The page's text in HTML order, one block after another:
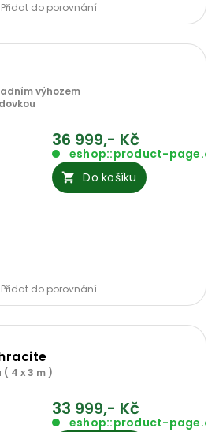
Přidat do porovnání
výhozem
36 999,- Kč
eshop::product-
Do košíku
Přidat do porovnání
4 x 3 m )
33 999,- Kč
eshop::product-